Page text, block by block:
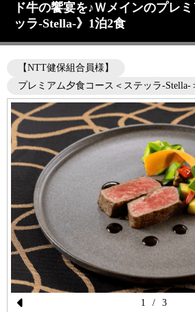
ド牛の饗宴を♪Ｗメインのプレ
ッラ-Stella-》1泊2食
【NTT健保組合員様】
プレミアム夕食コース＜ステッラ-Stella-
1 / 3